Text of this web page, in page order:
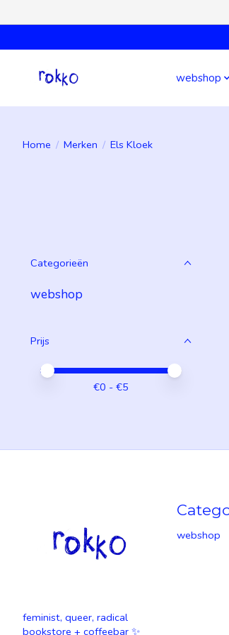
webshop
Home / Merken / Els Kloek
Categorieën
webshop
Prijs
Minimale prijswaarde
Price maximum value
€0 - €5
feminist, queer, radical
bookstore + coffeebar ✨
webshop